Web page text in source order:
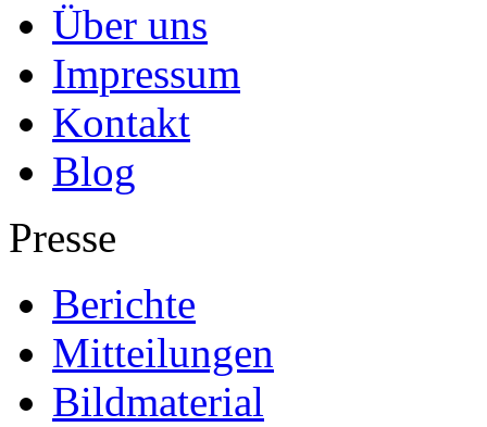
Über uns
Impressum
Kontakt
Blog
Presse
Berichte
Mitteilungen
Bildmaterial